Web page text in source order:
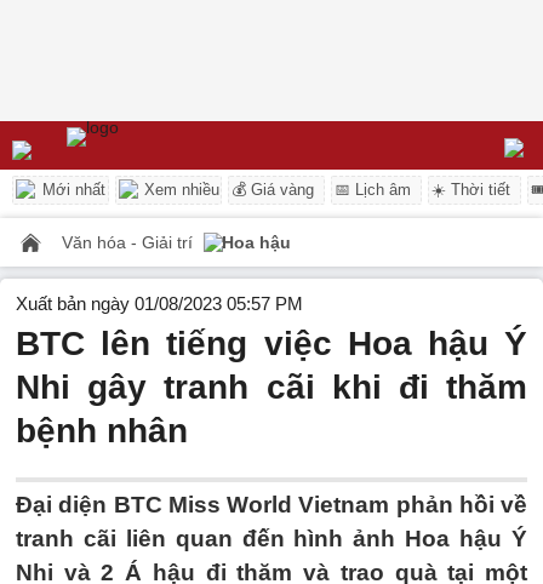
Mới nhất Xem nhiều 💰 Giá vàng 📅 Lịch âm ☀️ Thời tiết
Văn hóa - Giải trí Hoa hậu
Xuất bản ngày 01/08/2023 05:57 PM
BTC lên tiếng việc Hoa hậu Ý
Nhi gây tranh cãi khi đi thăm
bệnh nhân
Đại diện BTC Miss World Vietnam phản hồi về
tranh cãi liên quan đến hình ảnh Hoa hậu Ý
Nhi và 2 Á hậu đi thăm và trao quà tại một